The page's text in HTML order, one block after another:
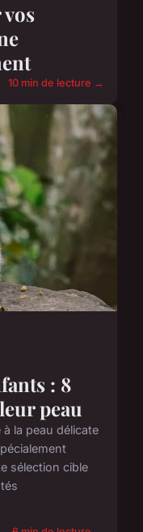
10 min de lecture →
: 8
peau
la peau délicate
sélection cible